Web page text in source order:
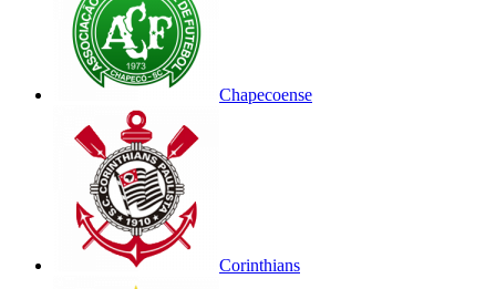
Chapecoense
Corinthians